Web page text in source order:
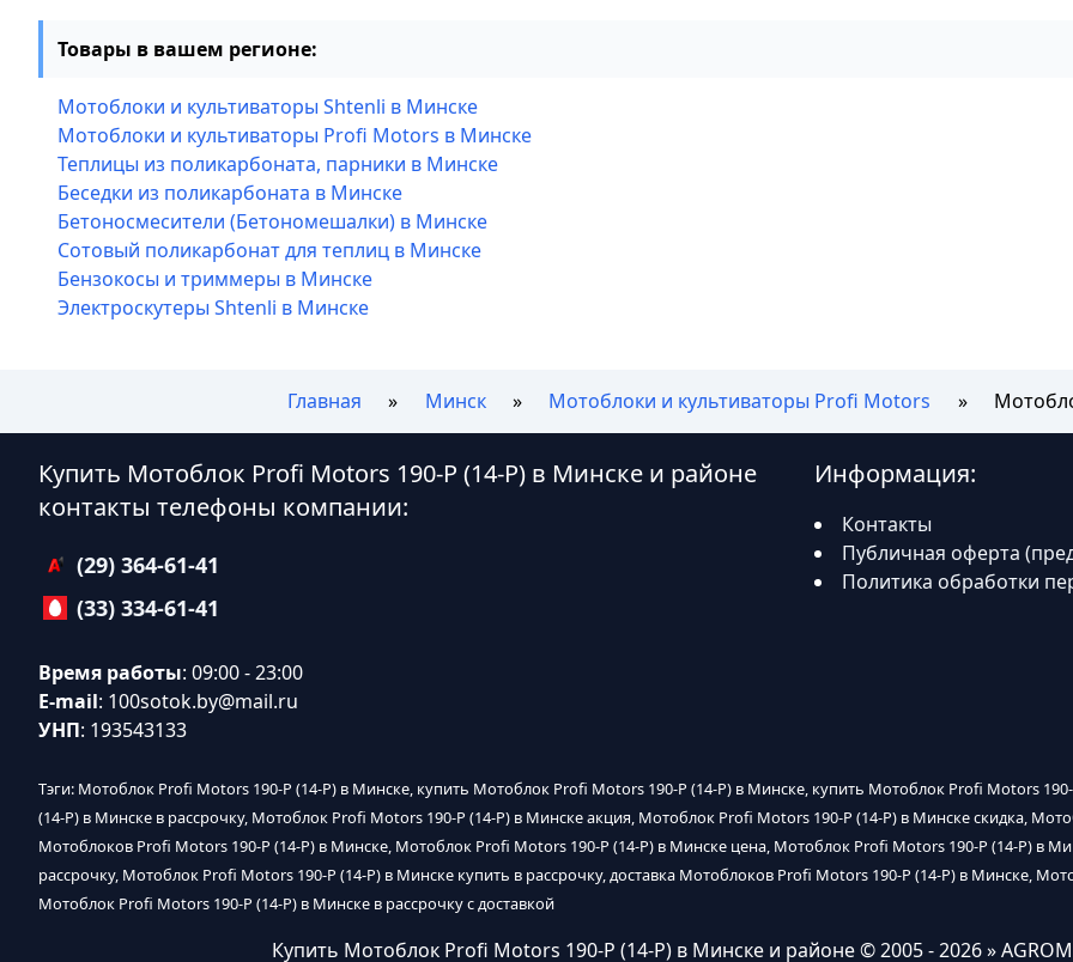
Товары в вашем регионе:
Мотоблоки и культиваторы Shtenli в Минске
Мотоблоки и культиваторы Profi Motors в Минске
Теплицы из поликарбоната, парники в Минске
Беседки из поликарбоната в Минске
Бетоносмесители (Бетономешалки) в Минске
Сотовый поликарбонат для теплиц в Минске
Бензокосы и триммеры в Минске
Электроскутеры Shtenli в Минске
Главная Минск Мотоблоки и культиваторы Profi Motors
Купить Мотоблок Profi Motors 190-P (14-P) в Минске и районе
контакты телефоны компании:
(29) 364-61-41
(33) 334-61-41
Время работы: 09:00 - 23:00
E-mail: 100sotok.by@mail.ru
УНП: 193543133
Информация:
Контакты
Публичная оферта
Политика обработки
Тэги: Мотоблок Profi Motors 190-P (14-P) в Минске, купить Мотоблок Profi Motors 190-P (14-P) в Минске, купить Мотоблок Profi Motors
(14-P) в Минске в рассрочку, Мотоблок Profi Motors 190-P (14-P) в Минске акция, Мотоблок Profi Motors 190-P (14-P) в Минске скидка,
Мотоблоков Profi Motors 190-P (14-P) в Минске, Мотоблок Profi Motors 190-P (14-P) в Минске цена, Мотоблок Profi Motors 190-P (14-P) в
рассрочку, Мотоблок Profi Motors 190-P (14-P) в Минске купить в рассрочку, доставка Мотоблоков Profi Motors 190-P (14-P) в Минске,
Мотоблок Profi Motors 190-P (14-P) в Минске в рассрочку с доставкой
Купить Мотоблок Profi Motors 190-P (14-P) в Минске и районе© 2005 - 2026 »